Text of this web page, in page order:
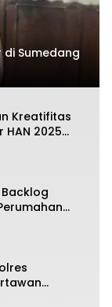
di Sumedang
Kreatifitas
HAN 2025